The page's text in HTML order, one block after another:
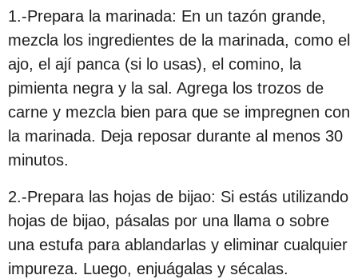
1.-Prepara la marinada: En un tazón grande,
mezcla los ingredientes de la marinada, como el
ajo, el ají panca (si lo usas), el comino, la
pimienta negra y la sal. Agrega los trozos de
carne y mezcla bien para que se impregnen con
la marinada. Deja reposar durante al menos 30
minutos.
2.-Prepara las hojas de bijao: Si estás utilizando
hojas de bijao, pásalas por una llama o sobre
una estufa para ablandarlas y eliminar cualquier
impureza. Luego, enjuágalas y sécalas.